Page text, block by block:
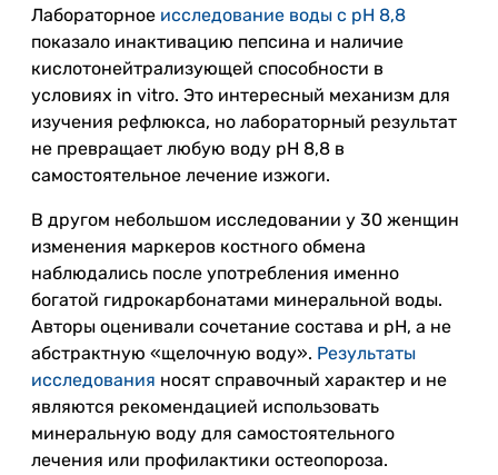
Лабораторное исследование воды с pH 8,8
показало инактивацию пепсина и наличие
кислотонейтрализующей способности в
условиях in vitro. Это интересный механизм для
изучения рефлюкса, но лабораторный результат
не превращает любую воду pH 8,8 в
самостоятельное лечение изжоги.
В другом небольшом исследовании у 30 женщин
изменения маркеров костного обмена
наблюдались после употребления именно
богатой гидрокарбонатами минеральной воды.
Авторы оценивали сочетание состава и pH, а не
абстрактную «щелочную воду». Результаты
исследования носят справочный характер и не
являются рекомендацией использовать
минеральную воду для самостоятельного
лечения или профилактики остеопороза.